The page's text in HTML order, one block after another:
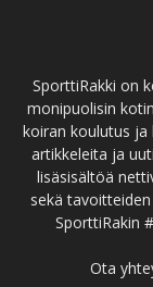
SporttiRakki on
monipuolisin
koiran koulutus ja
artikkeleita ja
lisäsisältöä
sekä
SporttiRakin
Ota